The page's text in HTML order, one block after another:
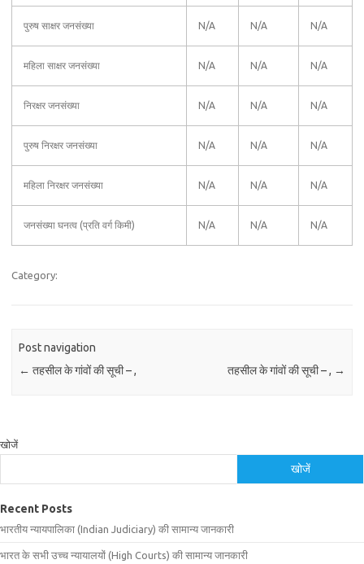
पुरुष साक्षर जनसंख्या N/A N/A N/A
महिला साक्षर जनसंख्या N/A N/A N/A
निरक्षर जनसंख्या N/A N/A N/A
पुरुष निरक्षर जनसंख्या N/A N/A N/A
महिला निरक्षर जनसंख्या N/A N/A N/A
जनसंख्या घनत्व (प्रति वर्ग किमी) N/A N/A N/A
Category:
Post navigation
← तहसील के गांवों की सूची – , तहसील के गांवों की सूची – , →
खोजें
खोजें
Recent Posts
भारतीय न्यायपालिका (Indian Judiciary) की सामान्य जानकारी
भारत के सभी उच्च न्यायालयों (High Courts) की सामान्य जानकारी